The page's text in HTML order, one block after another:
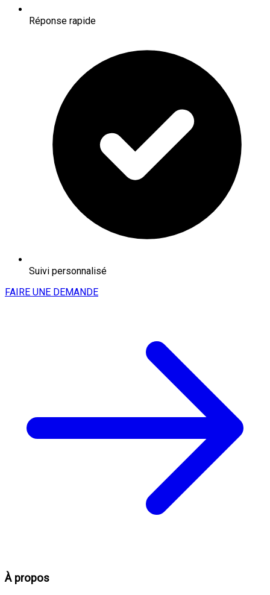
Réponse rapide
Suivi personnalisé
FAIRE UNE DEMANDE
À propos